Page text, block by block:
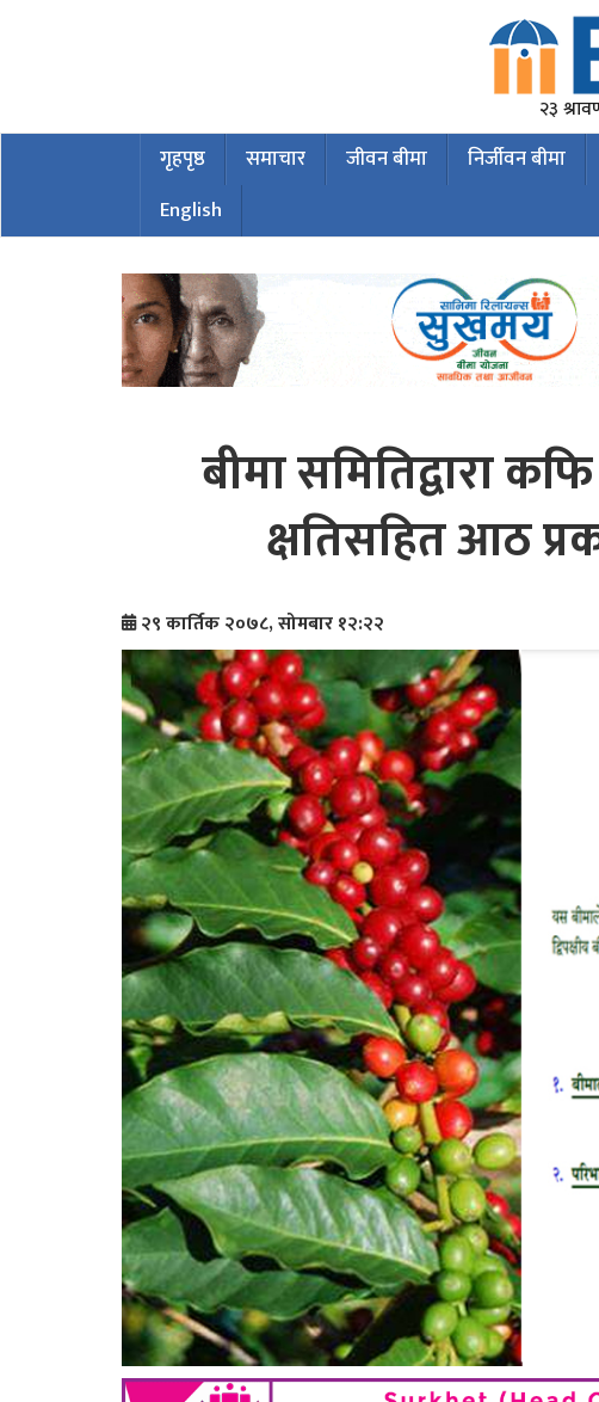
२३
गृहपृष्ठ समाचार जीवन बीमा निर्जीवन बीमा
English
बीमा समितिद्वारा
क्षतिसहित आठ
२९ कार्तिक २०७८, सोमबार १२:२२